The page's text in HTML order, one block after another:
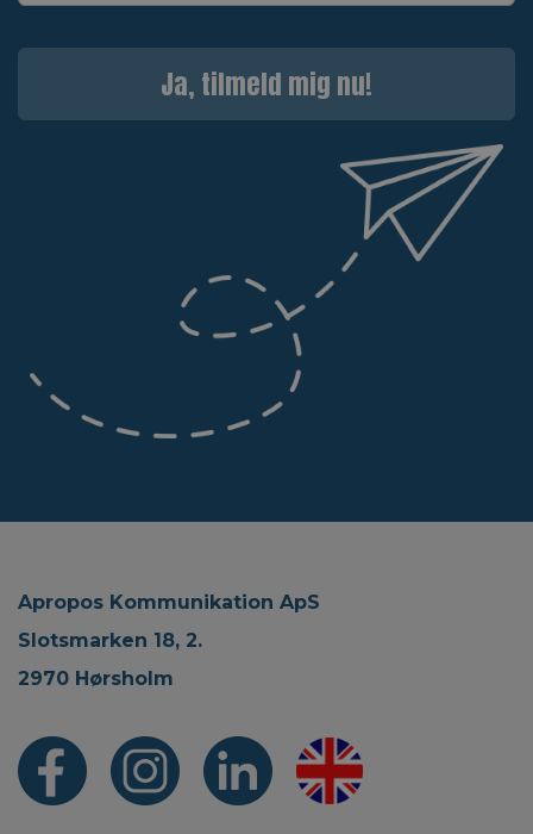
Ja, tilmeld mig nu!
Apropos Kommunikation ApS
Slotsmarken 18, 2.
2970 Hørsholm